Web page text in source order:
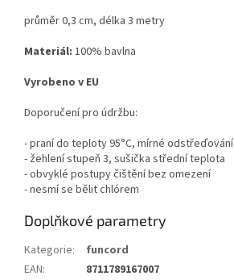
průměr 0,3 cm, délka 3 metry
Materiál: 100% bavlna
Vyrobeno v EU
Doporučení pro údržbu:
- praní do teploty 95°C, mírné odstřeďování
- žehlení stupeň 3, sušička střední teplota
- obvyklé postupy čištění bez omezení
- nesmí se bělit chlórem
Doplňkové parametry
Kategorie:
funcord
EAN:
8711789167007